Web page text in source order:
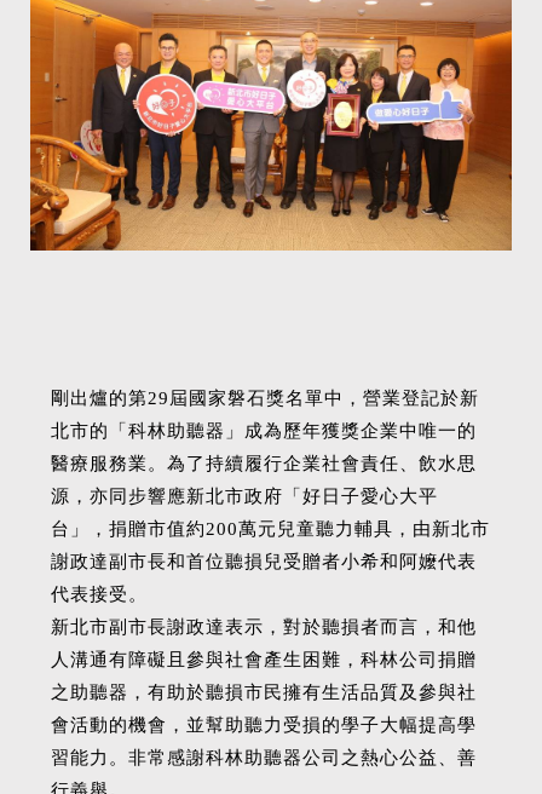
剛出爐的第29屆國家磐石獎名單中，營業登記於新
北市的「科林助聽器」成為歷年獲獎企業中唯一的
醫療服務業。為了持續履行企業社會責任、飲水思
源，亦同步響應新北市政府「好日子愛心大平
台」，捐贈市值約200萬元兒童聽力輔具，由新北市
謝政達副市長和首位聽損兒受贈者小希和阿嬤代表
代表接受。
新北市副市長謝政達表示，對於聽損者而言，和他
人溝通有障礙且參與社會產生困難，科林公司捐贈
之助聽器，有助於聽損市民擁有生活品質及參與社
會活動的機會，並幫助聽力受損的學子大幅提高學
習能力。非常感謝科林助聽器公司之熱心公益、善